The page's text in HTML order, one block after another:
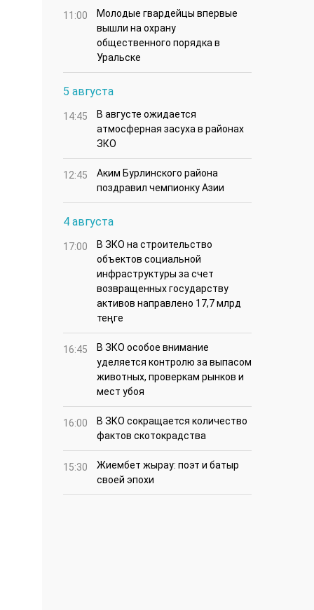
11:00
Молодые гвардейцы впервые
вышли на охрану
общественного порядка в
Уральске
5 августа
14:45
В августе ожидается
атмосферная засуха в районах
ЗКО
12:45
Аким Бурлинского района
поздравил чемпионку Азии
4 августа
17:00
В ЗКО на строительство
объектов социальной
инфраструктуры за счет
возвращенных государству
активов направлено 17,7 млрд
теңге
16:45
В ЗКО особое внимание
уделяется контролю за выпасом
животных, проверкам рынков и
мест убоя
16:00
В ЗКО сокращается количество
фактов скотокрадства
15:30
Жиембет жырау: поэт и батыр
своей эпохи